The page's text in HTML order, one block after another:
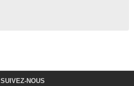
SUIVEZ-NOUS